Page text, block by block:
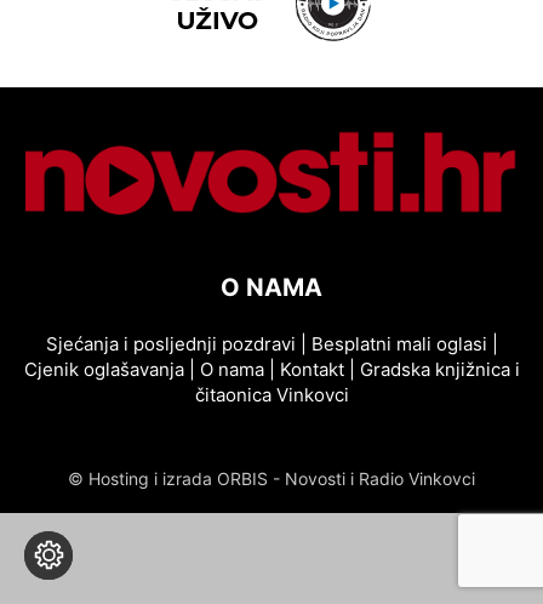
O NAMA
Sjećanja i posljednji pozdravi Besplatni mali oglasi
Cjenik oglašavanja| O nama| Kontakt| Gradska knjižnica i
čitaonica Vinkovci
© Hosting i izrada ORBIS - Novosti i Radio Vinkovci